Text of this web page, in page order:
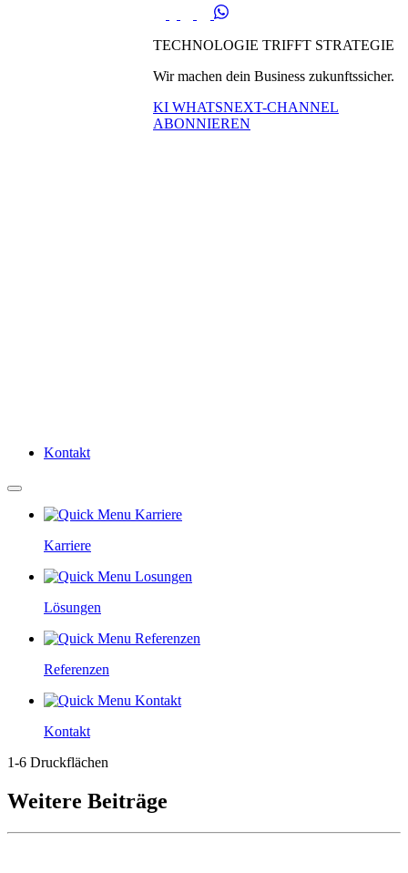
TECHNOLOGIE TRIFFT STRATEGIE
Wir machen dein Business zukunftssicher.
KI WHATSNEXT-CHANNEL
ABONNIEREN
Kontakt
Karriere
Lösungen
Referenzen
Kontakt
1-6 Druckflächen
Weitere Beiträge